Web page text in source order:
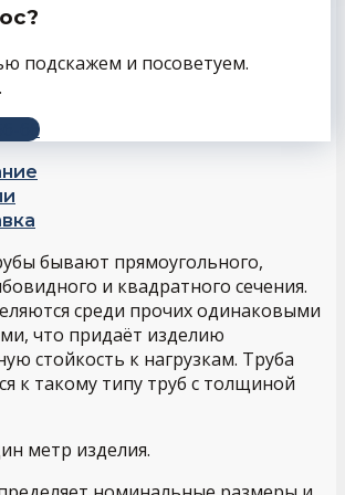
подскажем и посоветуем.
66
бывают прямоугольного,
и квадратного сечения.
среди прочих одинаковыми
что придаёт изделию
стойкость к нагрузкам. Труба
к такому типу труб с толщиной
метр изделия.